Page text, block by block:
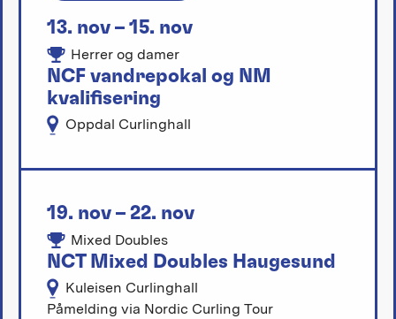
13. nov – 15. nov
Herrer og damer
NCF vandrepokal og NM
kvalifisering
Oppdal Curlinghall
19. nov – 22. nov
Mixed Doubles
NCT Mixed Doubles Haugesund
Kuleisen Curlinghall
Påmelding via Nordic Curling Tour